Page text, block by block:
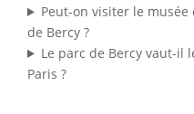
Peut-on visiter le
de Bercy ?
Le parc de Bercy vaut-il
Paris ?